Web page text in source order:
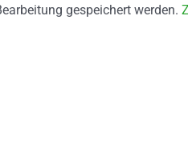
gespeichert werden.